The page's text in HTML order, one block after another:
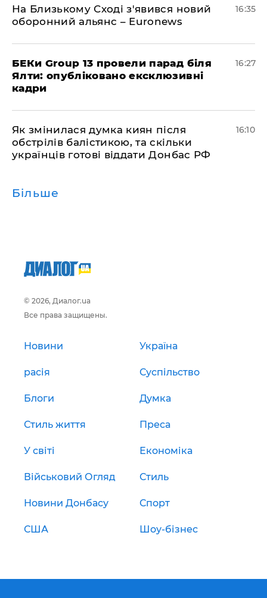
На Близькому Сході з'явився новий
оборонний альянс – Euronews
16:35
БЕКи Group 13 провели парад біля
Ялти: опубліковано ексклюзивні
кадри
16:27
Як змінилася думка киян після
обстрілів балістикою, та скільки
українців готові віддати Донбас РФ
16:10
Більше
© 2026, Диалог.ua
Все права защищены.
Новини Україна
расія Суспільство
Блоги Думка
Стиль життя Преса
У світі Економіка
Військовий Огляд Стиль
Новини Донбасу Спорт
США Шоу-бізнес